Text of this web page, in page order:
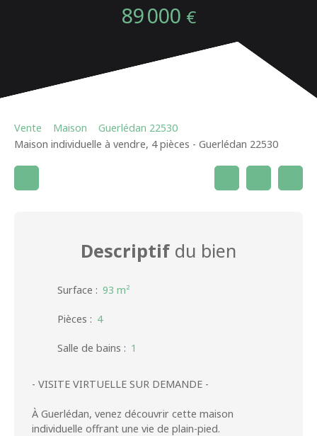
89 000 €
Vente Maison
Guerlédan 22530
Maison individuelle à vendre, 4 pièces - Guerlédan 22530
Descriptif du bien
Surface : 93 m²
Pièces : 4
Salle de bains : 1
- VISITE VIRTUELLE SUR DEMANDE -
À Guerlédan, venez découvrir cette maison
individuelle offrant une vie de plain-pied.